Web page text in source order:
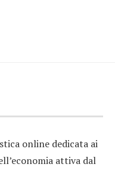
online dedicata ai
attiva dal